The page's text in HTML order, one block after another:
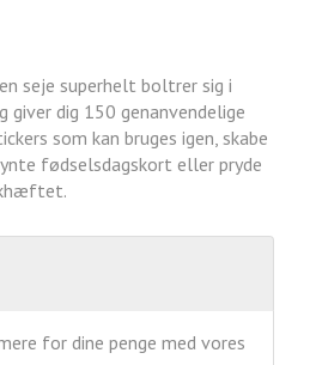
seje superhelt boltrer sig i
giver dig 150 genanvendelige
som kan bruges igen, skabe
fødselsdagskort eller pryde
for dine penge med vores